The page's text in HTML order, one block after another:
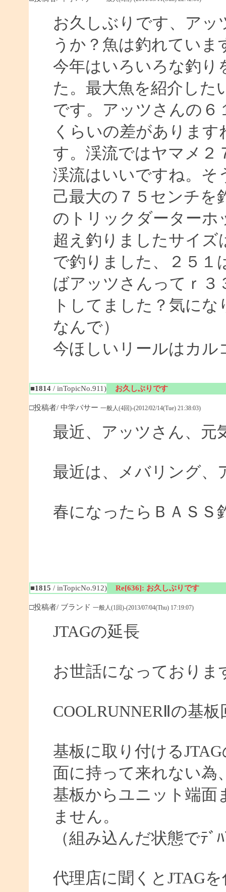
お久しぶりです、アッ
うか？魚は釣れていま
今年はいろいろな釣り
た。最大魚を紹介した
です。アッツさんの６
くらいの差がありま
す。渓流ではヤマメ２
渓流はいいですね。そ
己最大の７５センチを
のトリックダーターホ
超え釣りましたサイ
で釣りました、２５１
ばアッツさんってｒ
トしてました？気に
なんで）
今ほしいリールはカル
■1814/ inTopicNo.911) お久しぶりです
□投稿者/ 中学バサー 一般人(4回)-(2012/02/14(Tue) 21:38:03)
最近、アッツさん、元
最近は、メバリング、
春になったらＢＡＳＳ
■1815 / inTopicNo.912) Re[636]: お久しぶりです
□投稿者/ ブランド 一般人(1回)-(2013/07/04(Thu) 17:19:07)
JTAGの延長
お世話になっておりま
COOLRUNNERⅡの基
基板に取り付ける
面に持って来れない為
基板からユニット端面
ません。
（組み込んだ状態でﾃﾞ
代理店に聞くとJTAG